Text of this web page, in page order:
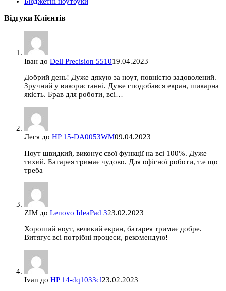
Відгуки Клієнтів
Іван до Dell Precision 551019.04.2023
Добрий день! Дуже дякую за ноут, повністю задоволений.
Зручний у використанні. Дуже сподобався екран, шикарна
якість. Брав для роботи, всі…
Леся до HP 15-DA0053WM09.04.2023
Ноут швидкий, виконує свої функції на всі 100%. Дуже
тихий. Батарея тримає чудово. Для офісної роботи, т.е що
треба
ZIM до Lenovo IdeaPad 323.02.2023
Хороший ноут, великий екран, батарея тримає добре.
Витягує всі потрібні процеси, рекомендую!
Ivan до HP 14-dq1033cl23.02.2023